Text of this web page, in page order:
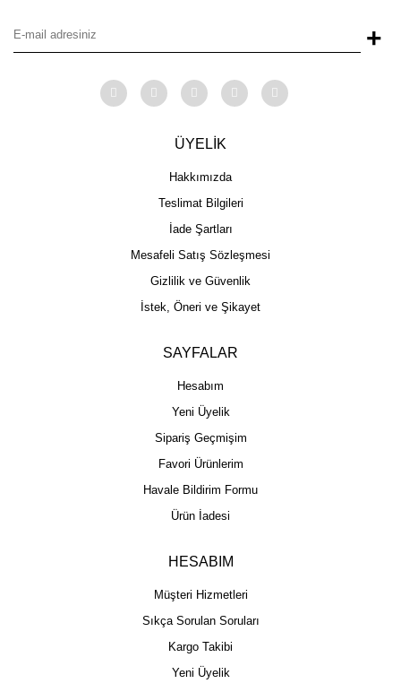
+
ÜYELİK
Hakkımızda
Teslimat Bilgileri
İade Şartları
Mesafeli Satış Sözleşmesi
Gizlilik ve Güvenlik
İstek, Öneri ve Şikayet
SAYFALAR
Hesabım
Yeni Üyelik
Sipariş Geçmişim
Favori Ürünlerim
Havale Bildirim Formu
Ürün İadesi
HESABIM
Müşteri Hizmetleri
Sıkça Sorulan Soruları
Kargo Takibi
Yeni Üyelik